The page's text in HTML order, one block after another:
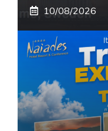
10/08/2026